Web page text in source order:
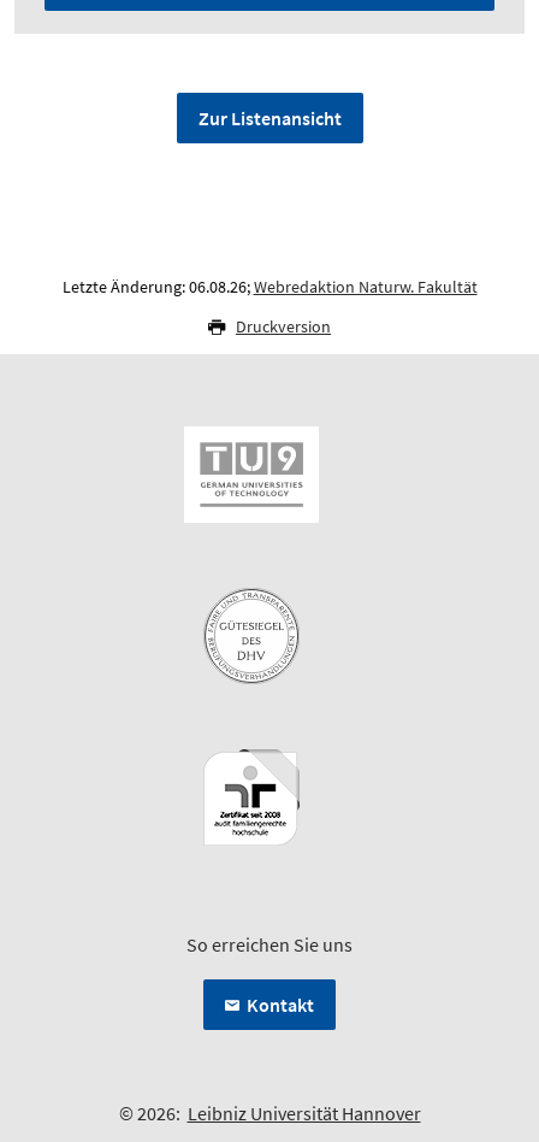
Zur Listenansicht
Letzte Änderung: 06.08.26;Webredaktion Naturw. Fakultät
Druckversion
So erreichen Sie uns
Kontakt
© 2026: Leibniz Universität Hannover